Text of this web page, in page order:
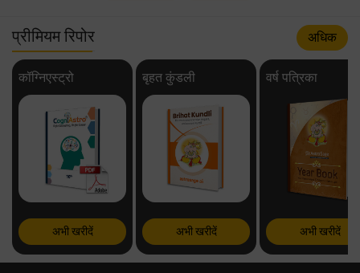
प्रीमियम रिपोर अधिक
कॉग्निएस्ट्रो
अभी खरीदें
बृहत कुंडली
अभी खरीदें
वर्ष पत्रिका
अभी खरीदें